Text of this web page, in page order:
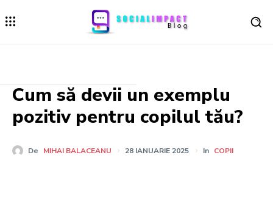
Cum să devii un exemplu
pozitiv pentru copilul tău?
De MIHAI BALACEANU 28 IANUARIE 2025 In COPII